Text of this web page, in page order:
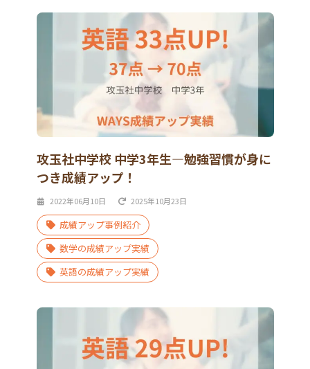
攻玉社中学校 中学3年生―勉強習慣が身に
つき成績アップ！
2022年06月10日 2025年10月23日
成績アップ事例紹介
数学の成績アップ実績
英語の成績アップ実績